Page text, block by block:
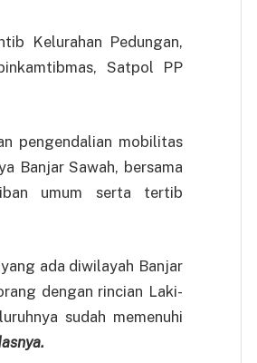
Kelurahan Pedungan,
Satpol PP
pengendalian mobilitas
Banjar Sawah, bersama
umum serta tertib
ada diwilayah Banjar
dengan rincian Laki-
sudah memenuhi